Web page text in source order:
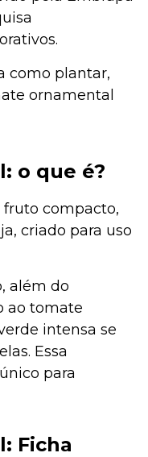
como plantar,
ornamental
o que é?
compacto,
criado para uso
além do
ao tomate
intensa se
Essa
para
Ficha